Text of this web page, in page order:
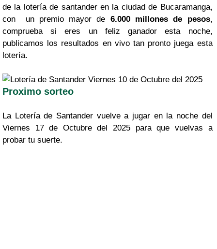
de la lotería de santander en la ciudad de Bucaramanga,
con un premio mayor de 6.000 millones de pesos,
comprueba si eres un feliz ganador esta noche,
publicamos los resultados en vivo tan pronto juega esta
lotería.
Proximo sorteo
La Lotería de Santander vuelve a jugar en la noche del
Viernes 17 de Octubre del 2025 para que vuelvas a
probar tu suerte.